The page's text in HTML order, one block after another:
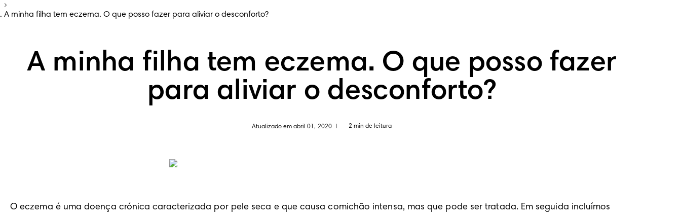
A minha filha tem eczema. O que posso fazer para aliviar o desconforto?
A minha filha tem eczema. O que posso fazer
para aliviar o desconforto?
Atualizado em abril 01, 2020 2 min de leitura
O eczema é uma doença crónica caracterizada por pele seca e que causa comichão intensa, mas que pode ser tratada. Em seguida incluímos